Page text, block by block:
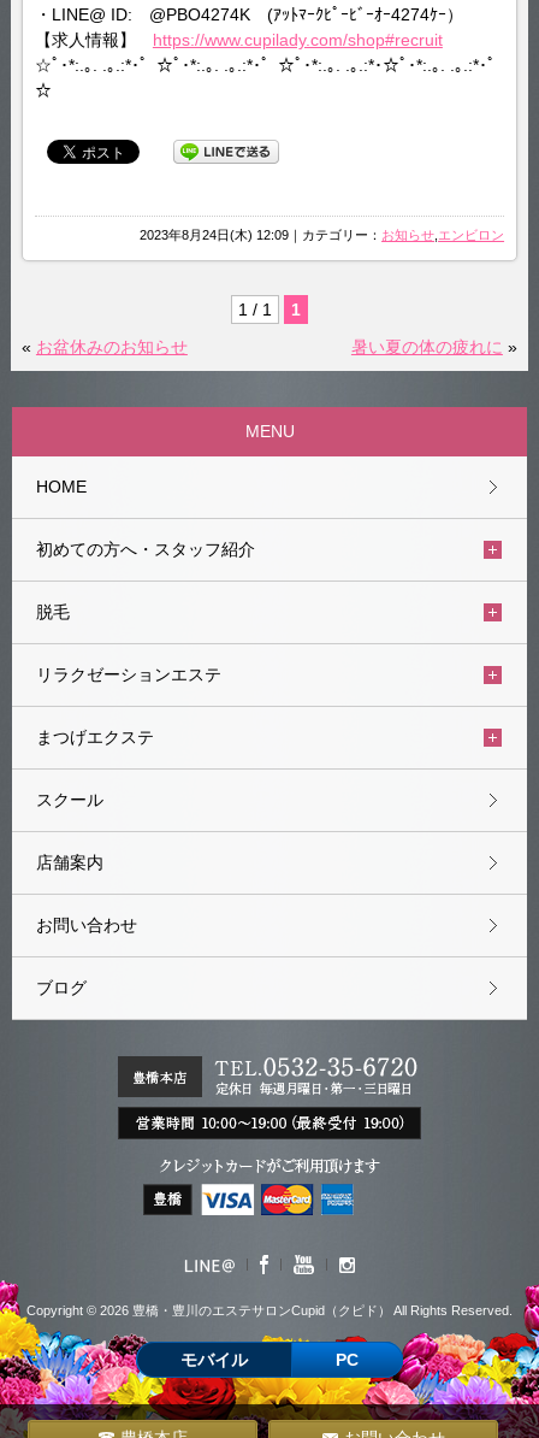
・LINE@ ID: @PBO4274K (ｱｯﾄﾏｰｸﾋﾟｰﾋﾞｰｵｰ4274ｹｰ）
【求人情報】 https://www.cupilady.com/shop#recruit
☆ﾟ･*:.｡. .｡.:*･゜☆ﾟ･*:.｡. .｡.:*･゜☆ﾟ･*:.｡. .｡.:*･☆ﾟ･*:.｡. .｡.:*･゜
☆
2023年8月24日(木) 12:09｜カテゴリー： お知らせ エンビロン
1 / 1
1
« お盆休みのお知らせ 暑い夏の体の疲れに »
MENU
HOME
初めての方へ・スタッフ紹介
脱毛
リラクゼーションエステ
まつげエクステ
スクール
店舗案内
お問い合わせ
ブログ
Copyright © 2026 豊橋・豊川のエステサロンCupid（クピド） All Rights Reserved.
モバイル PC